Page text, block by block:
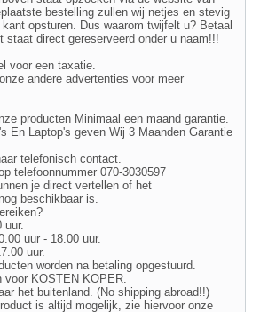
bestelling zullen wij netjes en stevig
opsturen. Dus waarom twijfelt u? Betaal
staat direct gereserveerd onder u naam!!!
voor een taxatie.
andere advertenties voor meer
producten Minimaal een maand garantie.
En Laptop's geven Wij 3 Maanden Garantie
telefonisch contact.
telefoonnummer 070-3030597
je direct vertellen of het
beschikbaar is.
uur.
uur - 18.00 uur.
uur.
worden na betaling opgestuurd.
voor KOSTEN KOPER.
het buitenland. (No shipping abroad!!)
is altijd mogelijk, zie hiervoor onze